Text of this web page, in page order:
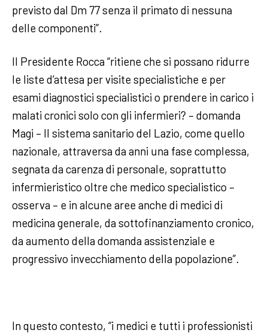
previsto dal Dm 77 senza il primato di nessuna
delle componenti”.
Il Presidente Rocca “ritiene che si possano ridurre
le liste d’attesa per visite specialistiche e per
esami diagnostici specialistici o prendere in carico i
malati cronici solo con gli infermieri? – domanda
Magi – Il sistema sanitario del Lazio, come quello
nazionale, attraversa da anni una fase complessa,
segnata da carenza di personale, soprattutto
infermieristico oltre che medico specialistico –
osserva – e in alcune aree anche di medici di
medicina generale, da sottofinanziamento cronico,
da aumento della domanda assistenziale e
progressivo invecchiamento della popolazione”.
In questo contesto, “i medici e tutti i professionisti